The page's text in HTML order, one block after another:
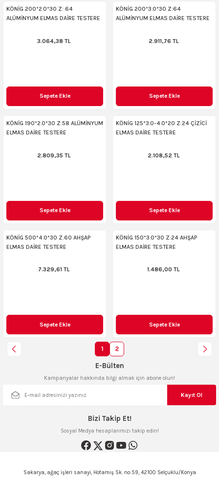
KÖNİG 200*2.0*30 Z: 64
ALÜMİNYUM ELMAS DAİRE TESTERE
3.064,38 TL
Sepete Ekle
KÖNİG 200*3.0*30 Z:64
ALÜMİNYUM ELMAS DAİRE TESTERE
2.911,76 TL
Sepete Ekle
KÖNİG 190*2.0*30 Z:58 ALÜMİNYUM
ELMAS DAİRE TESTERE
2.809,35 TL
Sepete Ekle
KÖNİG 125*3.0-4.0*20 Z:24 ÇİZİCİ
ELMAS DAİRE TESTERE
2.108,52 TL
Sepete Ekle
KÖNİG 500*4.0*30 Z:60 AHŞAP
ELMAS DAİRE TESTERE
7.329,61 TL
Sepete Ekle
KÖNİG 150*3.0*30 Z:24 AHŞAP
ELMAS DAİRE TESTERE
1.486,00 TL
Sepete Ekle
1 2
E-Bülten
Kampanyalar hakkında bilgi almak için abone olun!
Kayıt Ol
Bizi Takip Et!
Sosyal Medya hesaplarımızı takip edin!
Sakarya, ağaç işleri sanayi, Hotamış Sk. no:59, 42100 Selçuklu/Konya